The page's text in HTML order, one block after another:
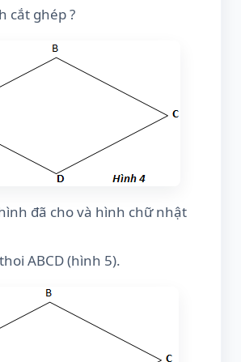
cắt ghép ?
đã cho và hình chữ nhật
ABCD (hình 5).